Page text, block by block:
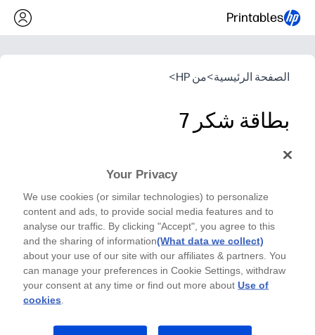
Printables
الصفحة الرئيسية>من HP >
بطاقة شكر 7
سلسلة بطاقات شكر
اطبع ابتسامة مع بطاقة شكر الدب الساحرة هذه - طريقة
سريعة وصادقة لإظهار الامتنان في المنزل أو المدرسة.
لماذا يعمل:
سهولة الطباعة والتنقل - قم بالتنزيل والطباعة والطي وستكون
جذابة للأطفال - يدعو الدب الودود الأطفال للتوقيع أو التزيين أو
يناسب الحياة الواقعية - مثالي للمعلمين ومقدمي الرعاية
دائمًا في متناول اليد - احفظ الملف وأعد طباعته كلما احتجت إلى
Your Privacy
We use cookies (or similar technologies) to personalize
content and ads, to provide social media features and to
analyse our traffic. By clicking "Accept", you agree to this
and the sharing of information(What data we collect)
about your use of our site with our affiliates & partners. You
can manage your preferences in Cookie Settings, withdraw
your consent at any time or find out more aboutUse of
cookies